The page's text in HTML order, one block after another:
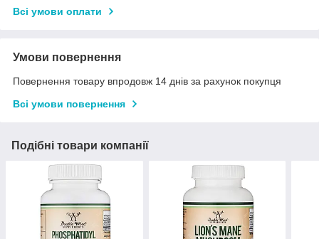
Всі умови оплати
Умови повернення
Повернення товару впродовж 14 днів за рахунок покупця
Всі умови повернення
Подібні товари компанії